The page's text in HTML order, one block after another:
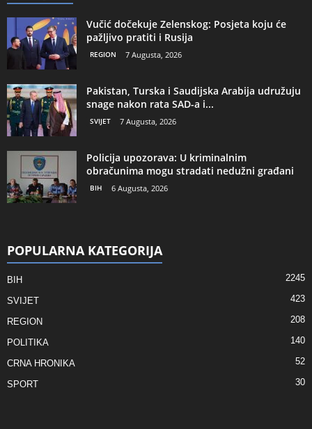
Vučić dočekuje Zelenskog: Posjeta koju će
pažljivo pratiti i Rusija
REGION 7 Augusta, 2026
Pakistan, Turska i Saudijska Arabija udružuju
snage nakon rata SAD-a i...
SVIJET 7 Augusta, 2026
Policija upozorava: U kriminalnim
obračunima mogu stradati nedužni građani
BIH 6 Augusta, 2026
POPULARNA KATEGORIJA
BIH 2245
SVIJET 423
REGION 208
POLITIKA 140
CRNA HRONIKA 52
SPORT 30